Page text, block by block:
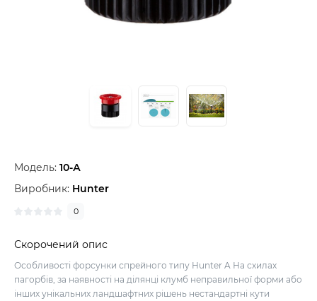
Модель: 10-А
Виробник: Hunter
0
Скорочений опис
Особливості форсунки спрейного типу Hunter A На схилах
пагорбів, за наявності на ділянці клумб неправильної форми або
інших унікальних ландшафтних рішень нестандартні кути